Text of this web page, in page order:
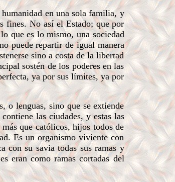
en una sola familia, y
fines. No así el Estado; que por
que es lo mismo, una sociedad
puede repartir de igual manera
sino a costa de la libertad
sostén de los poderes en las
ya por sus límites, ya por
lenguas, sino que se extiende
las ciudades, y estas las
que católicos, hijos todos de
Es un organismo viviente con
con su savia todas sus ramas y
eran como ramas cortadas del